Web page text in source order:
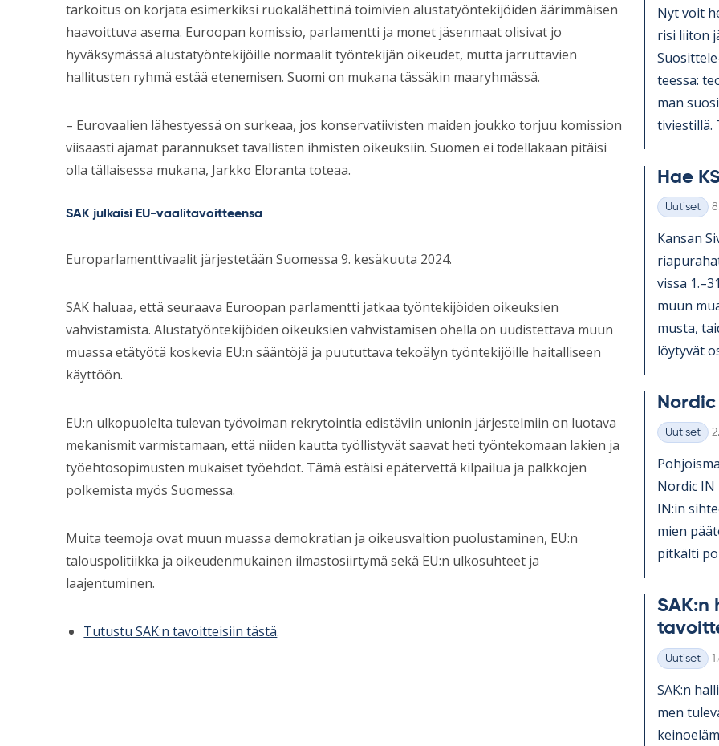
tarkoitus on korjata esimerkiksi ruokalähettinä toimivien alustatyöntekijöiden äärimmäisen
haavoittuva asema. Euroopan komissio, parlamentti ja monet jäsenmaat olisivat jo
hyväksymässä alustatyöntekijöille normaalit työntekijän oikeudet, mutta jarruttavien
hallitusten ryhmä estää etenemisen. Suomi on mukana tässäkin maaryhmässä.
– Eurovaalien lähestyessä on surkeaa, jos konservatiivisten maiden joukko torjuu komission
viisaasti ajamat parannukset tavallisten ihmisten oikeuksiin. Suomen ei todellakaan pitäisi
olla tällaisessa mukana, Jarkko Eloranta toteaa.
SAK julkaisi EU-vaalitavoitteensa
Europarlamenttivaalit järjestetään Suomessa 9. kesäkuuta 2024.
SAK haluaa, että seuraava Euroopan parlamentti jatkaa työntekijöiden oikeuksien
vahvistamista. Alustatyöntekijöiden oikeuksien vahvistamisen ohella on uudistettava muun
muassa etätyötä koskevia EU:n sääntöjä ja puututtava tekoälyn työntekijöille haitalliseen
käyttöön.
EU:n ulkopuolelta tulevan työvoiman rekrytointia edistäviin unionin järjestelmiin on luotava
mekanismit varmistamaan, että niiden kautta työllistyvät saavat heti työntekomaan lakien ja
työehtosopimusten mukaiset työehdot. Tämä estäisi epätervettä kilpailua ja palkkojen
polkemista myös Suomessa.
Muita teemoja ovat muun muassa demokratian ja oikeusvaltion puolustaminen, EU:n
talouspolitiikka ja oikeudenmukainen ilmastosiirtymä sekä EU:n ulkosuhteet ja
laajentuminen.
Tutustu SAK:n tavoitteisiin tästä.
Nyt voit
risi lii­ton
teessa:
man
ti­vies­tillä.
Hae
Kategoriat
Uutiset
Kan­san
vissa
muun
musta,
löy­ty­vät
Kategoriat
Uutiset
Nor­dic IN
IN:in
mien
pit­kälti
SAK:n
Kategoriat
Uutiset
SAK:n
men